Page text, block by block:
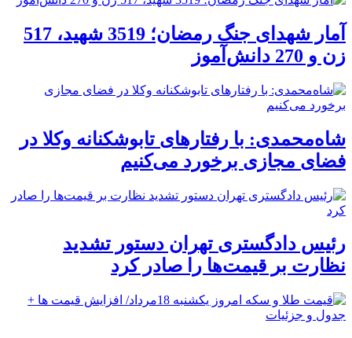
آمار شهدای جنگ رمضان؛ 3519 شهید، 517
زن و 270 دانش‌آموز
شاه‌محمدی: با رفتارهای تابوشکنانه وکلا در
فضای مجازی برخورد می‌کنیم
رئیس دادگستری تهران دستور تشدید
نظارت بر قیمت‌ها را صادر کرد